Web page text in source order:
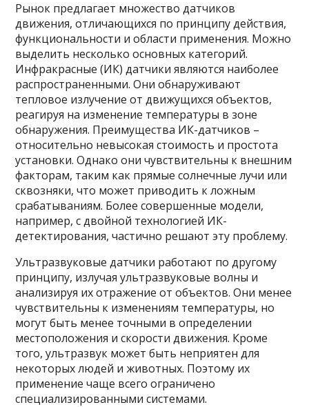
Рынок предлагает множество датчиков
движения, отличающихся по принципу действия,
функциональности и области применения. Можно
выделить несколько основных категорий.
Инфракрасные (ИК) датчики являются наиболее
распространенными. Они обнаруживают
тепловое излучение от движущихся объектов,
реагируя на изменение температуры в зоне
обнаружения. Преимущества ИК-датчиков –
относительно невысокая стоимость и простота
установки. Однако они чувствительны к внешним
факторам, таким как прямые солнечные лучи или
сквозняки, что может приводить к ложным
срабатываниям. Более совершенные модели,
например, с двойной технологией ИК-
детектирования, частично решают эту проблему.
Ультразвуковые датчики работают по другому
принципу, излучая ультразвуковые волны и
анализируя их отражение от объектов. Они менее
чувствительны к изменениям температуры, но
могут быть менее точными в определении
местоположения и скорости движения. Кроме
того, ультразвук может быть неприятен для
некоторых людей и животных. Поэтому их
применение чаще всего ограничено
специализированными системами.